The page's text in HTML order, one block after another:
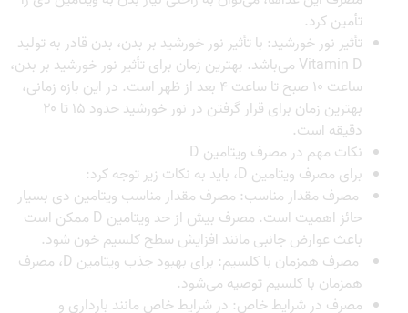
تأمین کرد.
تأثیر نور خورشید: با تأثیر نور خورشید بر بدن، بدن قادر به تولید
Vitamin D می‌باشد. بهترین زمان برای تأثیر نور خورشید بر بدن،
ساعت ۱۰ صبح تا ساعت ۴ بعد از ظهر است. در این بازه زمانی،
بهترین زمان برای قرار گرفتن در نور خورشید حدود ۱۵ تا ۲۰
دقیقه است.
نکات مهم در مصرف ویتامین D
برای مصرف ویتامین D، باید به نکات زیر توجه کرد:
مصرف مقدار مناسب: مصرف مقدار مناسب ویتامین دی بسیار
حائز اهمیت است. مصرف بیش از حد ویتامین D ممکن است
باعث عوارض جانبی مانند افزایش سطح کلسیم خون شود.
مصرف همزمان با کلسیم: برای بهبود جذب ویتامین D، مصرف
همزمان با کلسیم توصیه می‌شود.
مصرف در شرایط خاص: در شرایط خاص مانند بارداری و